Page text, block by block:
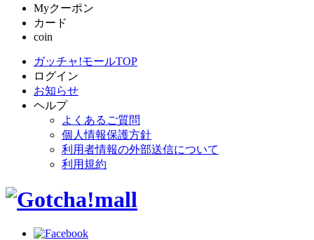
Myクーポン
カード
coin
ガッチャ!モールTOP
ログイン
お知らせ
ヘルプ
よくあるご質問
個人情報保護方針
利用者情報の外部送信について
利用規約